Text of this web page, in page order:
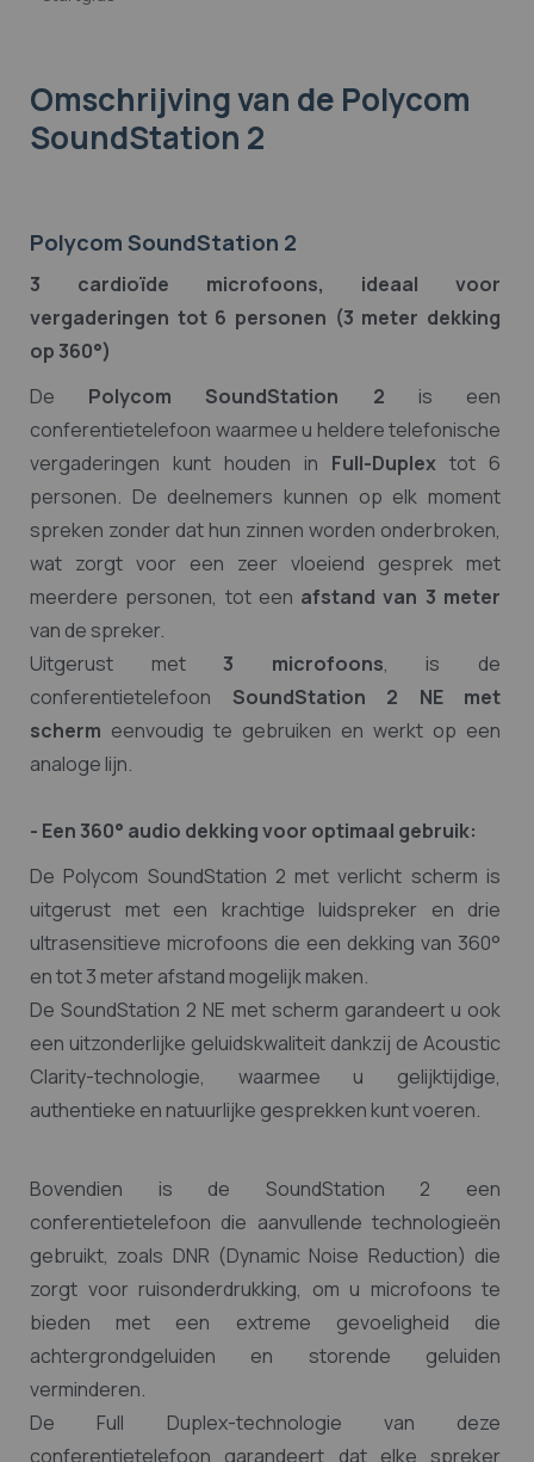
Omschrijvingvan de Polycom
SoundStation 2
Polycom SoundStation 2
3 cardioïde microfoons, ideaal voor
vergaderingen tot 6 personen (3 meter dekking
op 360°)
De Polycom SoundStation 2 is een
conferentietelefoon waarmee u heldere telefonische
vergaderingen kunt houden in Full-Duplex tot 6
personen. De deelnemers kunnen op elk moment
spreken zonder dat hun zinnen worden onderbroken,
wat zorgt voor een zeer vloeiend gesprek met
meerdere personen, tot een afstand van 3 meter
van de spreker.
Uitgerust met3 microfoons, is de
conferentietelefoon SoundStation 2 NE met
scherm eenvoudig te gebruiken en werkt op een
analoge lijn.
- Een 360° audio dekking voor optimaal gebruik:
De Polycom SoundStation 2 met verlicht scherm is
uitgerust met een krachtige luidspreker en drie
ultrasensitieve microfoons die een dekking van 360°
en tot 3 meter afstand mogelijk maken.
De SoundStation 2 NE met scherm garandeert u ook
een uitzonderlijke geluidskwaliteit dankzij de Acoustic
Clarity-technologie, waarmee u gelijktijdige,
authentieke en natuurlijke gesprekken kunt voeren.
Bovendien is de SoundStation 2 een
conferentietelefoon die aanvullende technologieën
gebruikt, zoals DNR (Dynamic Noise Reduction) die
zorgt voor ruisonderdrukking, om u microfoons te
bieden met een extreme gevoeligheid die
achtergrondgeluiden en storende geluiden
verminderen.
De Full Duplex-technologie van deze
conferentietelefoon garandeert dat elke spreker